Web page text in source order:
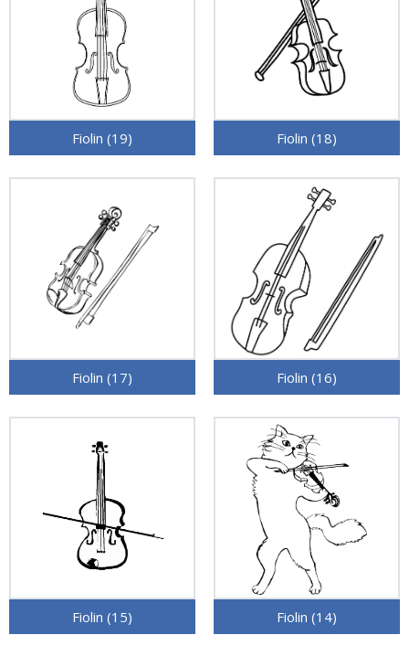
Fiolin (19) Fiolin (18)
Fiolin (17) Fiolin (16)
Fiolin (15) Fiolin (14)